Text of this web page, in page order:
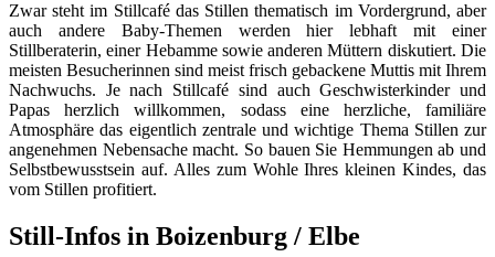
Zwar steht im Stillcafé das Stillen thematisch im Vordergrund, aber
auch andere Baby-Themen werden hier lebhaft mit einer
Stillberaterin, einer Hebamme sowie anderen Müttern diskutiert. Die
meisten Besucherinnen sind meist frisch gebackene Muttis mit Ihrem
Nachwuchs. Je nach Stillcafé sind auch Geschwisterkinder und
Papas herzlich willkommen, sodass eine herzliche, familiäre
Atmosphäre das eigentlich zentrale und wichtige Thema Stillen zur
angenehmen Nebensache macht. So bauen Sie Hemmungen ab und
Selbstbewusstsein auf. Alles zum Wohle Ihres kleinen Kindes, das
vom Stillen profitiert.
Still-Infos in Boizenburg / Elbe